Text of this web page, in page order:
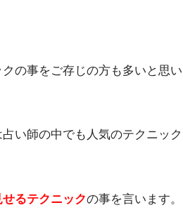
の事をご存じの方も多いと思い
い師の中でも人気のテクニック
るテクニックの事を言います。